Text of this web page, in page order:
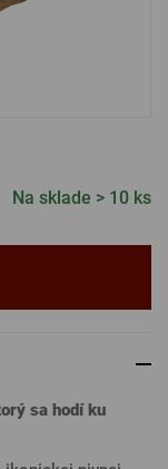
Na sklade > 10 ks
sa hodí ku